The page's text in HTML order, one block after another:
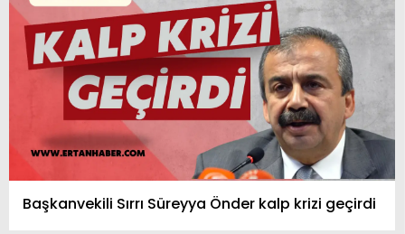
Başkanvekili Sırrı Süreyya Önder kalp krizi geçirdi